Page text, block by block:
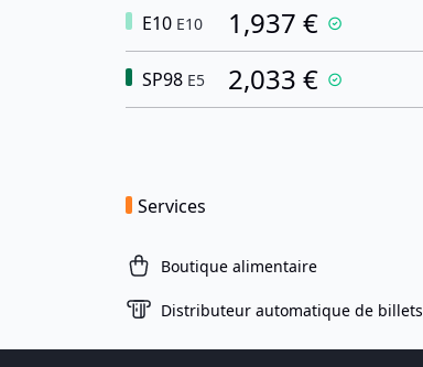
E10 E10 1,937 €
SP98 E5 2,033 €
Services
Boutique alimentaire
Distributeur automatique de billets